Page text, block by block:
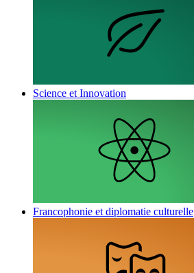
Science et Innovation
Francophonie et diplomatie culturelle